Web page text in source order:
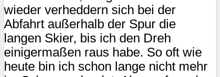
wieder verheddern sich bei der
Abfahrt außerhalb der Spur die
langen Skier, bis ich den Dreh
einigermaßen raus habe. So oft wie
heute bin ich schon lange nicht mehr